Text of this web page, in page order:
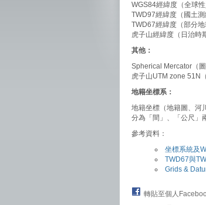
WGS84經緯度（全球
TWD97經緯度（國土
TWD67經緯度（部分
虎子山經緯度（日治時
其他：
Spherical Mercator（
虎子山UTM zone 51N
地籍坐標系：
地籍坐標（地籍圖、河
分為「間」、「公尺」
參考資料：
坐標系統及
TWD67與
Grids &
轉貼至個人